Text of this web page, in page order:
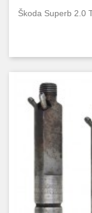
Škoda Superb 2.0